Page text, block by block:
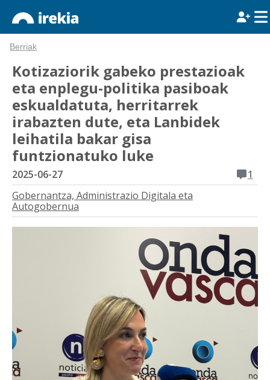
Berriak
Kotizaziorik gabeko prestazioak
eta enplegu-politika pasiboak
eskualdatuta, herritarrek
irabazten dute, eta Lanbidek
leihatila bakar gisa
funtzionatuko luke
2025-06-27
1
Gobernantza, Administrazio Digitala eta
Autogobernua